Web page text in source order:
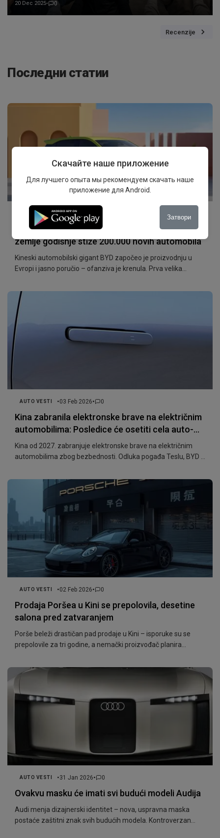
20 Dec 2025• 0
Recenzije
Последни статии
AUTO VESTI •04 Feb 2026
Započeo kineski desant na Evropu: Iz susedne
zemlje godišnje stiže 200.000 novih automobila
Kineski automobilski gigant BYD započeo je proizvodnju u
Evropi i jasno poručio – ofanziva je krenula. Prva velika
planirani kapacitet dostiže čak 200.000 vozila godišnje, pri
čemu će automobili proizvedeni u EU biti izuzeti od evropskih
carina.
AUTO VESTI •03 Feb 2026• 0
Kina zabranila elektronske brave na električnim
automobilima: Posledice će osetiti cela auto-
industrija
Kina od 2027. zabranjuje elektronske brave na električnim
automobilima zbog bezbednosti. Odluka pogađa Teslu, BYD i
AUTO VESTI •02 Feb 2026• 0
Prodaja Poršea u Kini se prepolovila, desetine
salona pred zatvaranjem
Porše beleži drastičan pad prodaje u Kini – isporuke su se
prepolovile za tri godine, a nemački proizvođač planira
AUTO VESTI •31 Jan 2026• 0
Ovakvu masku će imati svi budući modeli Audija
Audi menja dizajnerski identitet – nova, uspravna maska
postaće zaštitni znak svih budućih modela. Kontroverzan
Скачайте наше приложение
Для лучшего опыта мы рекомендуем скачать наше
приложение для Android.
Затвори